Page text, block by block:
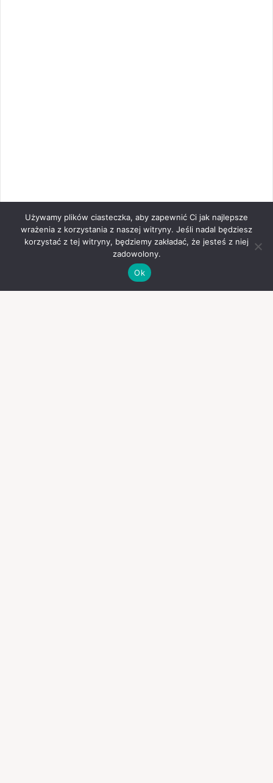
Używamy plików ciasteczka, aby zapewnić Ci jak najlepsze
wrażenia z korzystania z naszej witryny. Jeśli nadal będziesz
korzystać z tej witryny, będziemy zakładać, że jesteś z niej
zadowolony.
Ok